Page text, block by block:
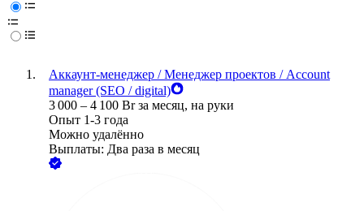
Аккаунт-менеджер / Менеджер проектов / Account
manager (SEO / digital)
3 000 – 4 100 Br за месяц, на руки
Опыт 1-3 года
Можно удалённо
Выплаты: Два раза в месяц